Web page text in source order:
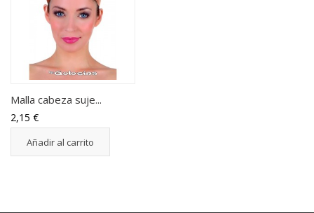
Malla cabeza suje...
2,15 €
Añadir al carrito